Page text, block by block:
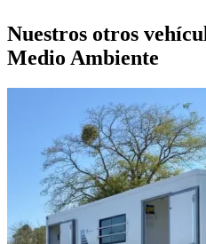
Nuestros otros
Medio Ambiente